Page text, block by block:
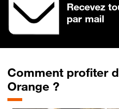
Recevez
par mail
Comment profiter
Orange ?